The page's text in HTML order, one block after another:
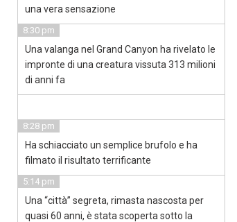
una vera sensazione
8:30 pm
Una valanga nel Grand Canyon ha rivelato le
impronte di una creatura vissuta 313 milioni
di anni fa
8:28 pm
Ha schiacciato un semplice brufolo e ha
filmato il risultato terrificante
5:14 pm
Una “città” segreta, rimasta nascosta per
quasi 60 anni, è stata scoperta sotto la